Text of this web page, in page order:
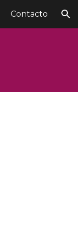
Contacto